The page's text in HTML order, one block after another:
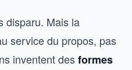
disparu. Mais la
service du propos, pas
inventent desformes